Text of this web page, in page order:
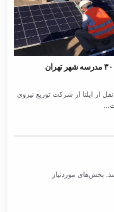
از ایلنا از شرکت توزیع نیروی
بخش‌های موردنیاز